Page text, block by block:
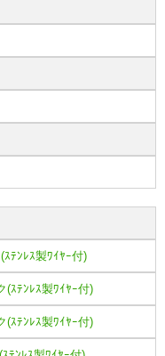
ﾃﾝﾚｽ製ﾜｲﾔｰ付)
(ｽﾃﾝﾚｽ製ﾜｲﾔｰ付)
(ｽﾃﾝﾚｽ製ﾜｲﾔｰ付)